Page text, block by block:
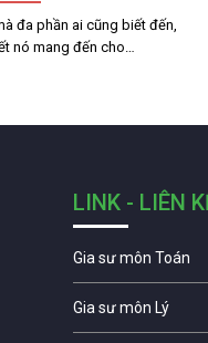
đa phần ai cũng biết đến,
nó mang đến cho…
LINK - LIÊN
Gia sư môn Toán
Gia sư môn Lý